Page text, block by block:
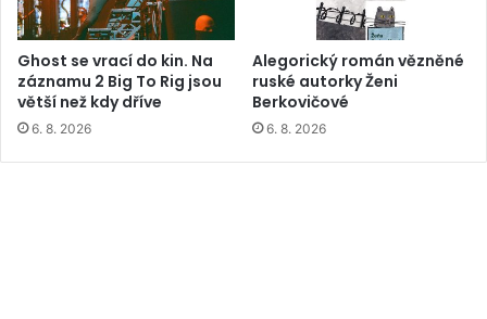
Ghost se vrací do kin. Na
záznamu 2 Big To Rig jsou
větší než kdy dříve
6. 8. 2026
Alegorický román vězněné
ruské autorky Ženi
Berkovičové
6. 8. 2026